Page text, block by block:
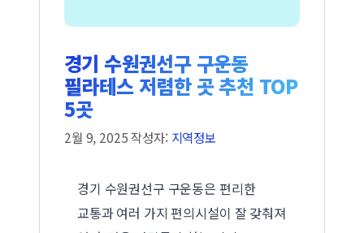
경기 수원권선구 구운동
필라테스 저렴한 곳 추천 TOP
5곳
2월 9, 2025작성자: 지역정보
경기 수원권선구 구운동은 편리한
교통과 여러 가지 편의시설이 잘 갖춰져